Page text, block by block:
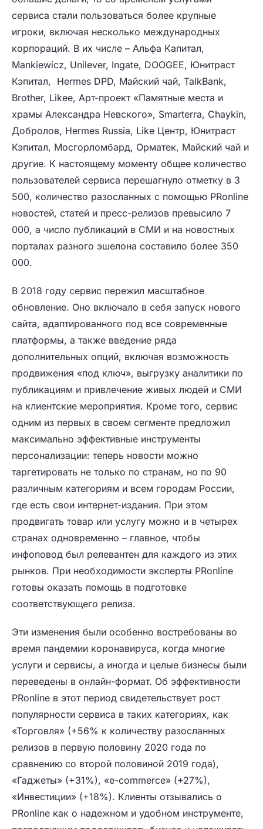
сервиса стали пользоваться более крупные
игроки, включая несколько международных
корпораций. В их числе – Альфа Капитал,
Mankiewicz, Unilever, Ingate, DOOGEE, Юнитраст
Кэпитал, Hermes DPD, Майский чай, TalkBank,
Brother, Likee, Арт-проект «Памятные места и
храмы Александра Невского», Smarterra, Chaykin,
Добролов, Hermes Russia, Like Центр, Юнитраст
Кэпитал, Мосгорломбард, Орматек, Майский чай и
другие. К настоящему моменту общее количество
пользователей сервиса перешагнуло отметку в 3
500, количество разосланных с помощью PRonline
новостей, статей и пресс-релизов превысило 7
000, а число публикаций в СМИ и на новостных
порталах разного эшелона составило более 350
000.
В 2018 году сервис пережил масштабное
обновление. Оно включало в себя запуск нового
сайта, адаптированного под все современные
платформы, а также введение ряда
дополнительных опций, включая возможность
продвижения «под ключ», выгрузку аналитики по
публикациям и привлечение живых людей и СМИ
на клиентские мероприятия. Кроме того, сервис
одним из первых в своем сегменте предложил
максимально эффективные инструменты
персонализации: теперь новости можно
таргетировать не только по странам, но по 90
различным категориям и всем городам России,
где есть свои интернет-издания. При этом
продвигать товар или услугу можно и в четырех
странах одновременно – главное, чтобы
инфоповод был релевантен для каждого из этих
рынков. При необходимости эксперты PRonline
готовы оказать помощь в подготовке
соответствующего релиза.
Эти изменения были особенно востребованы во
время пандемии коронавируса, когда многие
услуги и сервисы, а иногда и целые бизнесы были
переведены в онлайн-формат. Об эффективности
PRonline в этот период свидетельствует рост
популярности сервиса в таких категориях, как
«Торговля» (+56% к количеству разосланных
релизов в первую половину 2020 года по
сравнению со второй половиной 2019 года),
«Гаджеты» (+31%), «e-commerce» (+27%),
«Инвестиции» (+18%). Клиенты отзывались о
PRonline как о надежном и удобном инструменте,